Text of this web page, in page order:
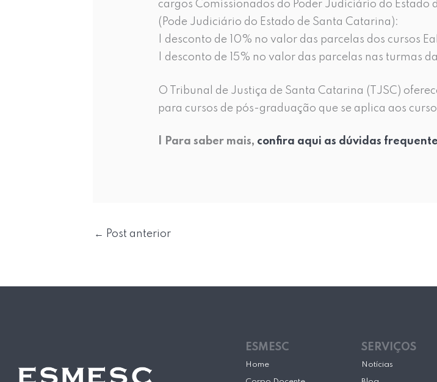
cargos Comissionados do Poder Judiciário do Estado
(Pode Judiciário do Estado de Santa Catarina):
| desconto de 10% no valor das parcelas dos cursos
| desconto de 15% no valor das parcelas nas turmas
O Tribunal de Justiça de Santa Catarina (TJSC)
para cursos de pós-graduação que se aplica aos
| Para saber mais, confira aqui as dúvidas
← Post anterior
ESMESC
Home
SERVIÇOS
Notícias